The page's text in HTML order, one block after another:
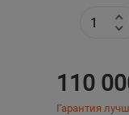
110
Гарантия
Экибастуз